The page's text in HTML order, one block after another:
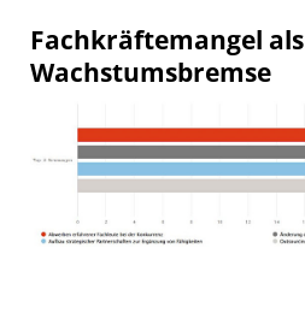
Fachkräftemangel als
Wachstumsbremse